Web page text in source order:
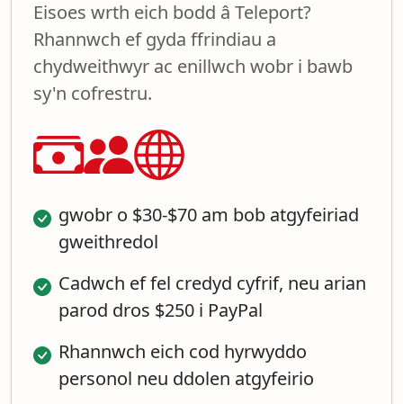
Eisoes wrth eich bodd â Teleport?
Rhannwch ef gyda ffrindiau a
chydweithwyr ac enillwch wobr i bawb
sy'n cofrestru.
gwobr o $30-$70 am bob atgyfeiriad
gweithredol
Cadwch ef fel credyd cyfrif, neu arian
parod dros $250 i PayPal
Rhannwch eich cod hyrwyddo
personol neu ddolen atgyfeirio